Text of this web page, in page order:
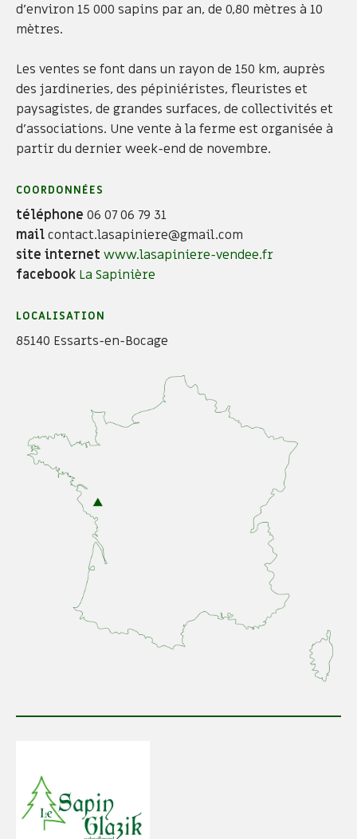
d'environ 15 000 sapins par an, de 0,80 mètres à 10
mètres.
Les ventes se font dans un rayon de 150 km, auprès
des jardineries, des pépiniéristes, fleuristes et
paysagistes, de grandes surfaces, de collectivités et
d'associations. Une vente à la ferme est organisée à
partir du dernier week-end de novembre.
COORDONNÉES
téléphone 06 07 06 79 31
mailcontact.lasapiniere@gmail.com
site internet www.lasapiniere-vendee.fr
facebook La Sapinière
LOCALISATION
85140 Essarts-en-Bocage